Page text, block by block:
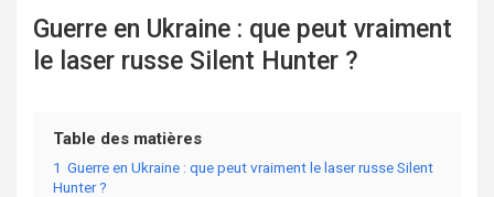
Guerre en Ukraine : que peut vraiment
le laser russe Silent Hunter ?
Table des matières
1 Guerre en Ukraine : que peut vraiment le laser russe Silent
Hunter ?